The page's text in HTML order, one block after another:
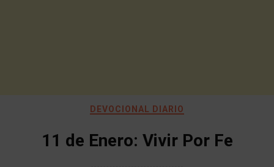
DEVOCIONAL DIARIO
11 de Enero: Vivir Por Fe